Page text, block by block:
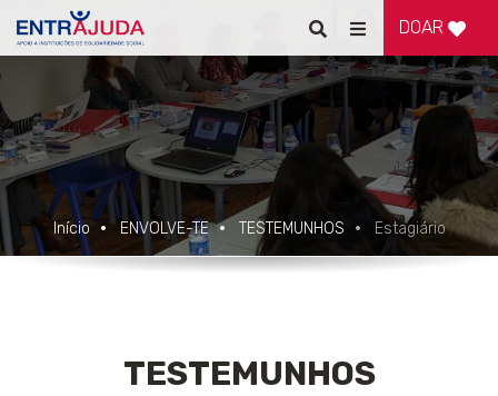
Pesquisar
Alternar
de
navegação
DOAR
Início ENVOLVE-TE TESTEMUNHOS Estagiário
TESTEMUNHOS